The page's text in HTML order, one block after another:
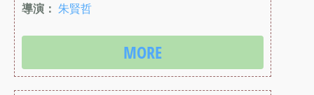
導演： 朱賢哲
MORE